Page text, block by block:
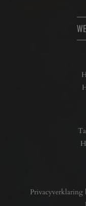
Privacyverklaring |